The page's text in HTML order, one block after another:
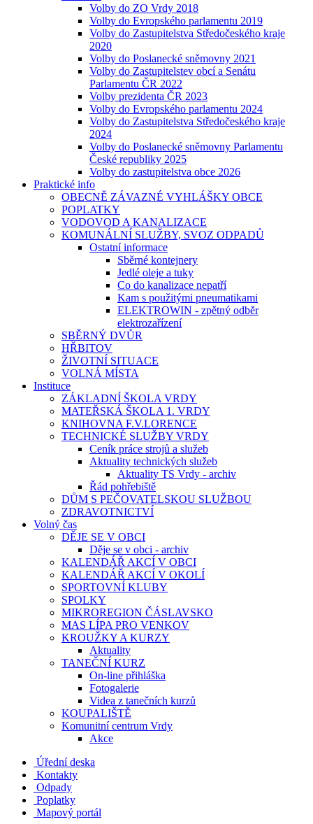
Volby do ZO Vrdy 2018
Volby do Evropského parlamentu 2019
Volby do Zastupitelstva Středočeského kraje
2020
Volby do Poslanecké sněmovny 2021
Volby do Zastupitelstev obcí a Senátu
Parlamentu ČR 2022
Volby prezidenta ČR 2023
Volby do Evropského parlamentu 2024
Volby do Zastupitelstva Středočeského kraje
2024
Volby do Poslanecké sněmovny Parlamentu
České republiky 2025
Volby do zastupitelstva obce 2026
Praktické info
OBECNĚ ZÁVAZNÉ VYHLÁŠKY OBCE
POPLATKY
VODOVOD A KANALIZACE
KOMUNÁLNÍ SLUŽBY, SVOZ ODPADŮ
Ostatní informace
Sběrné kontejnery
Jedlé oleje a tuky
Co do kanalizace nepatří
Kam s použitými pneumatikami
ELEKTROWIN - zpětný odběr
elektrozařízení
SBĚRNÝ DVŮR
HŘBITOV
ŽIVOTNÍ SITUACE
VOLNÁ MÍSTA
Instituce
ZÁKLADNÍ ŠKOLA VRDY
MATEŘSKÁ ŠKOLA 1. VRDY
KNIHOVNA F.V.LORENCE
TECHNICKÉ SLUŽBY VRDY
Ceník práce strojů a služeb
Aktuality technických služeb
Aktuality TS Vrdy - archiv
Řád pohřebiště
DŮM S PEČOVATELSKOU SLUŽBOU
ZDRAVOTNICTVÍ
Volný čas
DĚJE SE V OBCI
Děje se v obci - archiv
KALENDÁŘ AKCÍ V OBCI
KALENDÁŘ AKCÍ V OKOLÍ
SPORTOVNÍ KLUBY
SPOLKY
MIKROREGION ČÁSLAVSKO
MAS LÍPA PRO VENKOV
KROUŽKY A KURZY
Aktuality
TANEČNÍ KURZ
On-line přihláška
Fotogalerie
Videa z tanečních kurzů
KOUPALIŠTĚ
Komunitní centrum Vrdy
Akce
Úřední deska
Kontakty
Odpady
Poplatky
Mapový portál